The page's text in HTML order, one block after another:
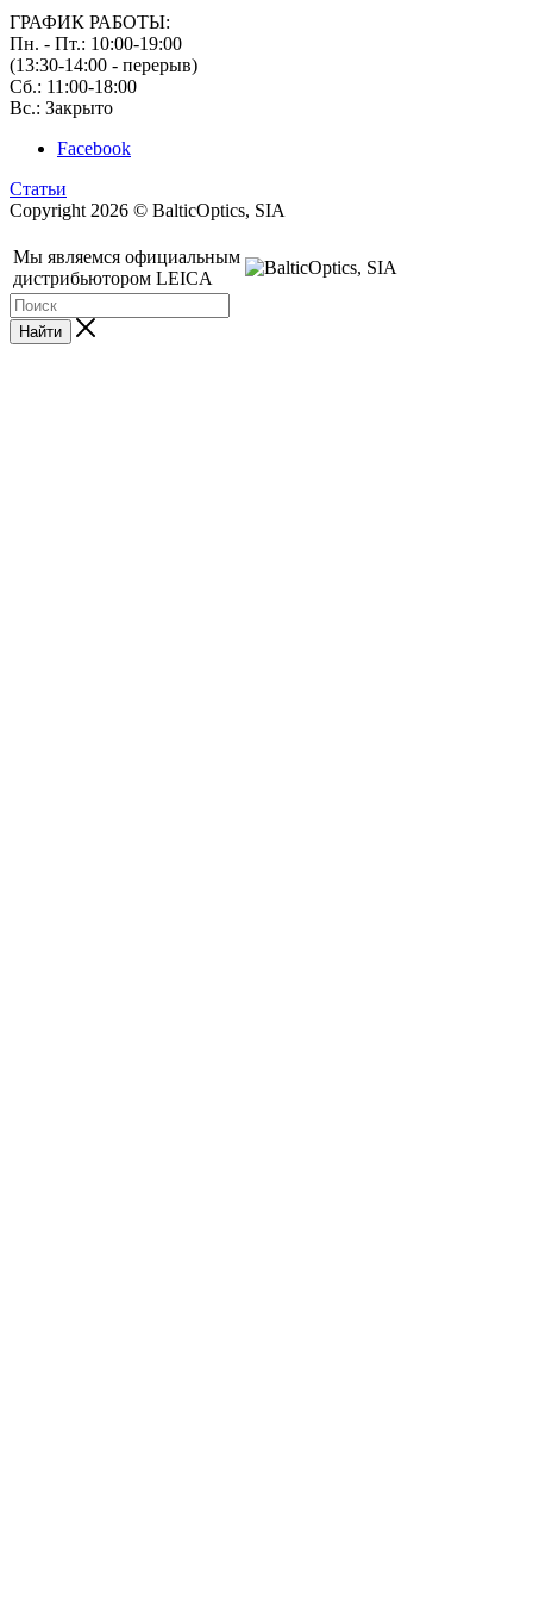
ГРАФИК РАБОТЫ:
Пн. - Пт.: 10:00-19:00
(13:30-14:00 - перерыв)
Сб.: 11:00-18:00
Вс.: Закрыто
Facebook
Статьи
Copyright 2026 © BalticOptics, SIA
Мы являемся официальным
дистрибьютором LEICA
Найти